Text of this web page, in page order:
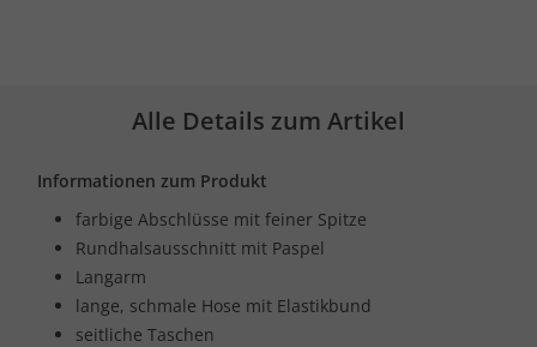
Alle Details zum Artikel
Informationen zum Produkt
farbige Abschlüsse mit feiner Spitze
Rundhalsausschnitt mit Paspel
Langarm
lange, schmale Hose mit Elastikbund
seitliche Taschen